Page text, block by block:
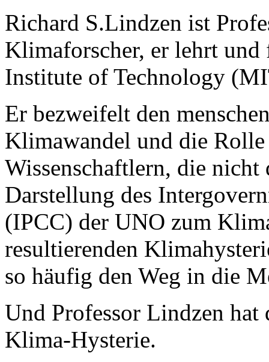
Richard S.Lindzen ist
Klimaforscher, er lehrt und
Institute of Technology
Er bezweifelt den
Klimawandel und die
Wissenschaftlern, die
Darstellung des
(IPCC) der UNO zum
resultierenden
so häufig den Weg in die
Und Professor Lindzen hat
Klima-Hysterie.